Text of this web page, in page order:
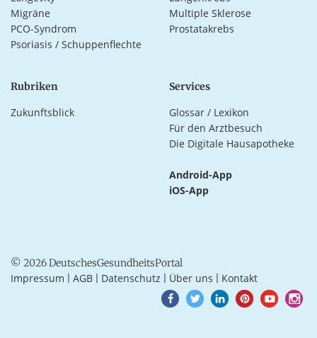
Migräne
Multiple Sklerose
PCO-Syndrom
Prostatakrebs
Psoriasis / Schuppenflechte
Rubriken
Zukunftsblick
Services
Glossar / Lexikon
Für den Arztbesuch
Die Digitale Hausapotheke
Android-App
iOS-App
© 2026 DeutschesGesundheitsPortal
Impressum AGB Datenschutz Über uns Kontakt